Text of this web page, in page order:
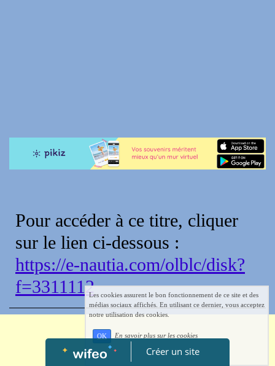
Pour accéder à ce titre, cliquer
sur le lien ci-dessous :
https://e-nautia.com/olblc/disk?
f=3311112
Créer un site
Les cookies assurent le bon fonctionnement de ce site et des
médias sociaux affichés. En utilisant ce dernier, vous acceptez
notre utilisation des cookies.
OK En savoir plus sur les cookies